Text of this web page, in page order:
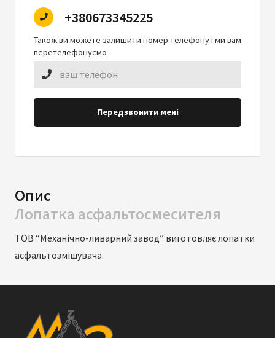
+380673345225
Також ви можете залишити номер телефону і ми вам
перетелефонуємо
Передзвонити мені
Опис
Лопатка асфальтосмесителя
ТОВ “Механічно-ливарний завод” виготовляє лопатки
асфальтозмішувача.